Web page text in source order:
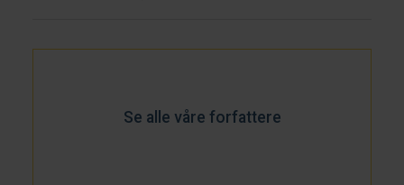
Se alle våre forfattere